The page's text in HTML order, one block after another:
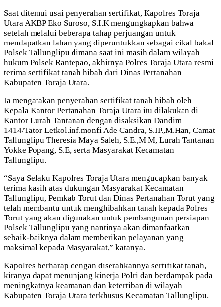
Saat ditemui usai penyerahan sertifikat, Kapolres Toraja
Utara AKBP Eko Suroso, S.I.K mengungkapkan bahwa
setelah melalui beberapa tahap perjuangan untuk
mendapatkan lahan yang diperuntukkan sebagai cikal bakal
Polsek Tallunglipu dimana saat ini masih dalam wilayah
hukum Polsek Rantepao, akhirnya Polres Toraja Utara resmi
terima sertifikat tanah hibah dari Dinas Pertanahan
Kabupaten Toraja Utara.
Ia mengatakan penyerahan sertifikat tanah hibah oleh
Kepala Kantor Pertanahan Toraja Utara itu dilakukan di
Kantor Lurah Tantanan dengan disaksikan Dandim
1414/Tator Letkol.inf.monfi Ade Candra, S.IP.,M.Han, Camat
Tallunglipu Theresia Maya Saleh, S.E.,M.M, Lurah Tantanan
Yokke Popang, S.E, serta Masyarakat Kecamatan
Tallunglipu.
“Saya Selaku Kapolres Toraja Utara mengucapkan banyak
terima kasih atas dukungan Masyarakat Kecamatan
Tallunglipu, Pemkab Torut dan Dinas Pertanahan Torut yang
telah membantu untuk menghibahkan tanah kepada Polres
Torut yang akan digunakan untuk pembangunan persiapan
Polsek Tallunglipu yang nantinya akan dimanfaatkan
sebaik-baiknya dalam memberikan pelayanan yang
maksimal kepada Masyarakat,” katanya.
Kapolres berharap dengan diserahkannya sertifikat tanah,
kiranya dapat menunjang kinerja Polri dan berdampak pada
meningkatnya keamanan dan ketertiban di wilayah
Kabupaten Toraja Utara terkhusus Kecamatan Tallunglipu.